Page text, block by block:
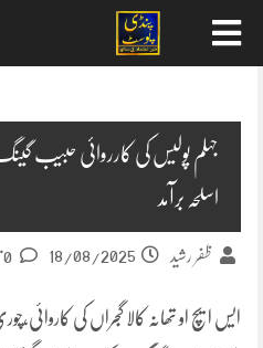
جہلم پولیس کی کارروائی حبیب
اسلحہ برآمد
ظفر رشید 18/08/2025
ایس ایچ او تھانہ کالا گجراں کی